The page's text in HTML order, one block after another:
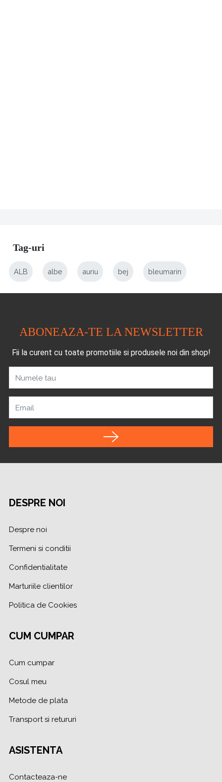
Tag-uri
ALB albe auriu bej bleumarin
ABONEAZA-TE LA NEWSLETTER
Fii la curent cu toate promotiile si produsele noi din shop!
Numele tau
Email
DESPRE NOI
Despre noi
Termeni si conditii
Confidentialitate
Marturiile clientilor
Politica de Cookies
CUM CUMPAR
Cum cumpar
Cosul meu
Metode de plata
Transport si retururi
ASISTENTA
Contacteaza-ne